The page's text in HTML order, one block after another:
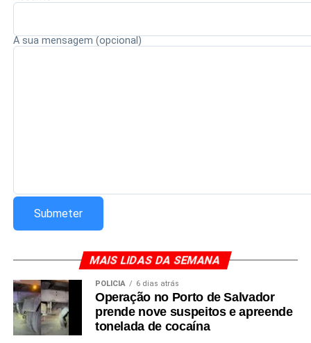
A sua mensagem (opcional)
MAIS LIDAS DA SEMANA
POLÍCIA 6 dias atrás
Operação no Porto de Salvador
prende nove suspeitos e apreende
tonelada de cocaína